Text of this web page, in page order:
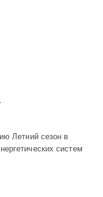
Летний сезон в
систем